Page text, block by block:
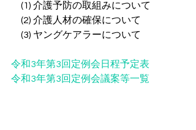
(1) 介護予防の取組みについて
(2) 介護人材の確保について
(3) ヤングケアラーについて
令和3年第3回定例会日程予定表
令和3年第3回定例会議案等一覧